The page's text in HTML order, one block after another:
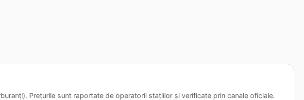
Prețurile sunt raportate de operatorii stațiilor și verificate prin canale oficiale.